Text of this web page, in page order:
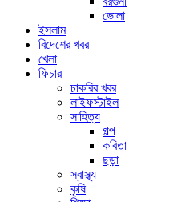
ভোলা
ইসলাম
বিদেশের খবর
খেলা
ফিচার
চাকরির খবর
লাইফস্টাইল
সাহিত্য
গল্প
কবিতা
ছড়া
স্বাস্থ্য
কৃষি